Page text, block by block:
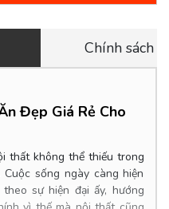
Chính sách
Đẹp Giá Rẻ Cho
thất không thể thiếu trong
sống ngày càng hiện
sự hiện đại ấy, hướng